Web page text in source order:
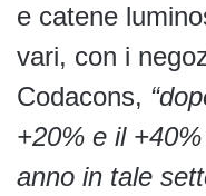
e catene
vari, con i
Codacons,
+20% e il
anno in tale